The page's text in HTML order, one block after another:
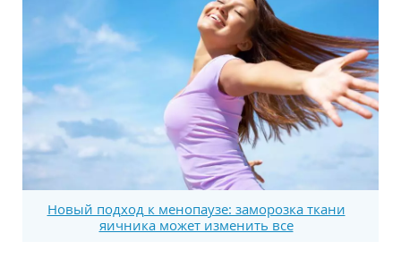
Новый подход к менопаузе: заморозка ткани
яичника может изменить все